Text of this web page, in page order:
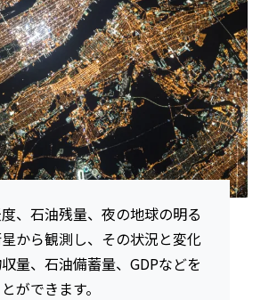
、石油残量、夜の地球の明る
から観測し、その状況と変化
量、石油備蓄量、GDPなどを
ができます。